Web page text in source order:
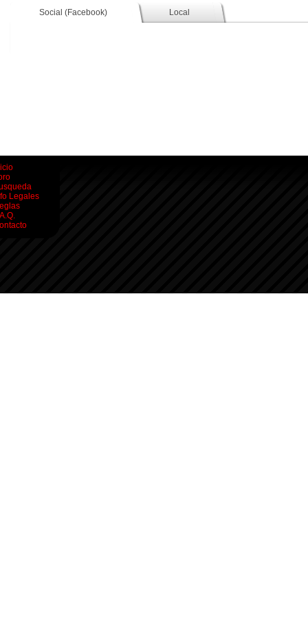
Social (Facebook) Local
Legales